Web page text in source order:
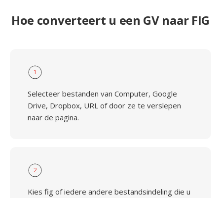
Hoe converteert u een GV naar FIG
1
Selecteer bestanden van Computer, Google
Drive, Dropbox, URL of door ze te verslepen
naar de pagina.
2
Kies fig of iedere andere bestandsindeling die u